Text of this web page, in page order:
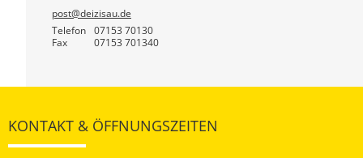
post@deizisau.de
Telefon
07153 70130
Fax 07153 701340
KONTAKT & ÖFFNUNGSZEITEN